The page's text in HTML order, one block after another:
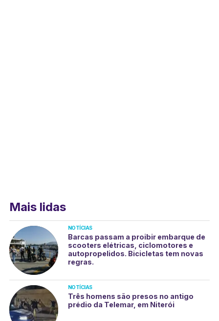
Mais lidas
NOTÍCIAS
Barcas passam a proibir embarque de
scooters elétricas, ciclomotores e
autopropelidos. Bicicletas tem novas
regras.
NOTÍCIAS
Três homens são presos no antigo
prédio da Telemar, em Niterói